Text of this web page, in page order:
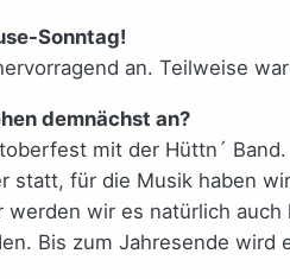
Sonntag!
an. Teilweise
demnächst an?
mit der Hüttn´
statt, für die Musik haben
wir es natürlich
Bis zum Jahresende